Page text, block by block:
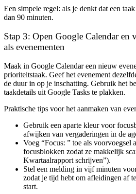
Een simpele regel: als je denkt dat een
dan 90 minuten.
Stap 3: Open Google Calendar en
als evenementen
Maak in Google Calendar een nieuw
prioriteitstaak. Geef het evenement
de duur in op je inschatting. Gebruik het
taakdetails uit Google Tasks te plakken.
Praktische tips voor het aanmaken van
Gebruik een aparte kleur voor
afwijken van vergaderingen in de
Voeg “Focus: ” toe als voorvoegsel
focusblokken zodat ze makkelijk
Kwartaalrapport schrijven”).
Stel een melding in vijf minuten
zodat je tijd hebt om afleidingen af
start.